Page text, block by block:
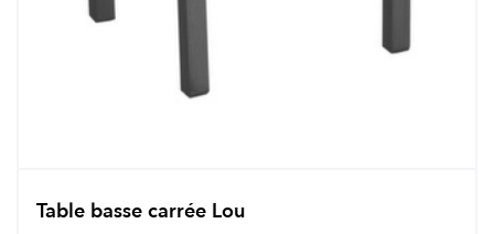
Table basse carrée Lou